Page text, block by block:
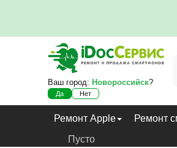
Ваш город: Новороссийск?
Да Нет
Ремонт Apple Ремонт
Пусто